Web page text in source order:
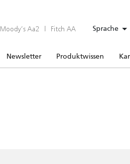
Moody’s Aa2 | Fitch AA Sprache
Newsletter Produktwissen